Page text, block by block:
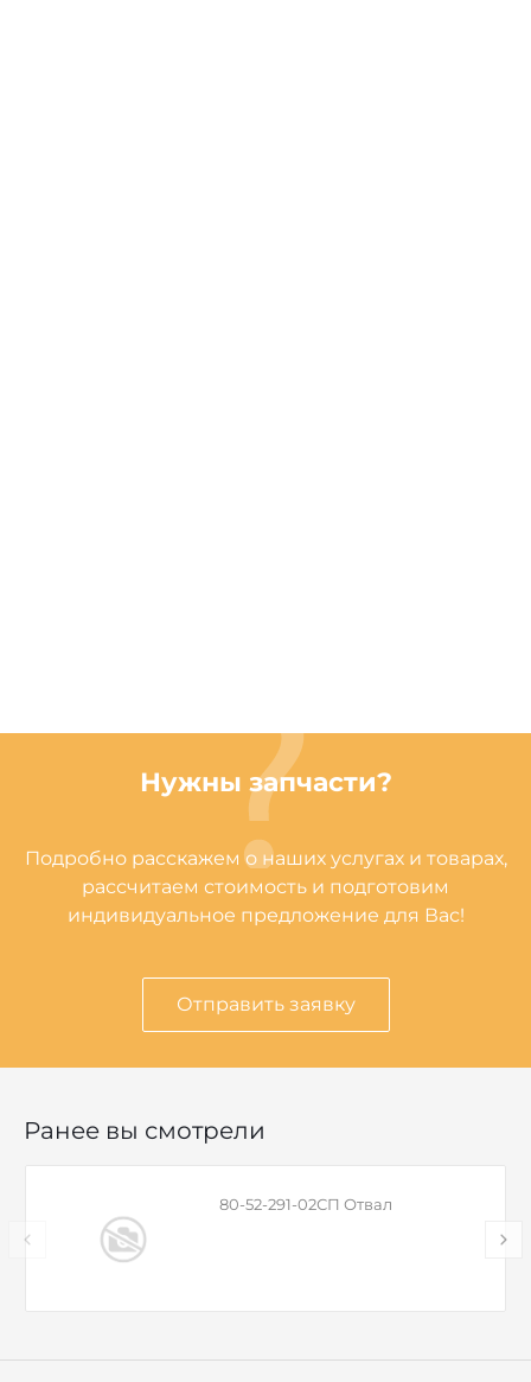
Нужны запчасти?
Подробно расскажем о наших услугах и товарах,
рассчитаем стоимость и подготовим
индивидуальное предложение для Вас!
Отправить заявку
Ранее вы смотрели
80-52-291-02СП Отвал